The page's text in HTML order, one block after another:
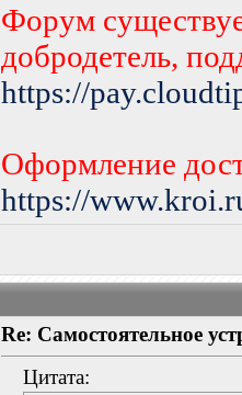
Форум
добродетель,
https://
Оформление
https://
Re: Самостоятельное
Цитата: